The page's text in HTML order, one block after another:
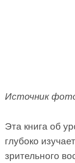
Источник
Эта книга об
глубоко
зрительного